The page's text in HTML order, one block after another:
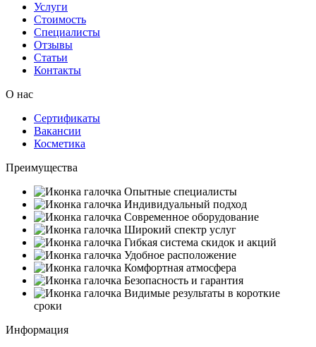
Услуги
Стоимость
Специалисты
Отзывы
Статьи
Контакты
О нас
Сертификаты
Вакансии
Косметика
Преимущества
Опытные специалисты
Индивидуальный подход
Современное оборудование
Широкий спектр услуг
Гибкая система скидок и акций
Удобное расположение
Комфортная атмосфера
Безопасность и гарантия
Видимые результаты в короткие
сроки
Информация